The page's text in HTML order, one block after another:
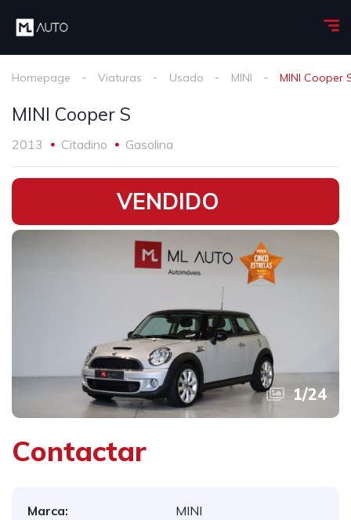
Homepage Viaturas Usado MINI MINI Cooper
MINI Cooper S
2013 Citadino Gasolina
•
VENDIDO
1/24
Contactar
Marca:
MINI